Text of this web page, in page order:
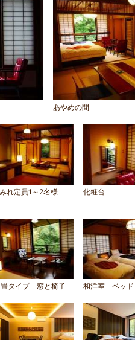
あやめの間
れ定員1～2名様 化粧台
タイプ 窓と椅子 和洋室 ベッド